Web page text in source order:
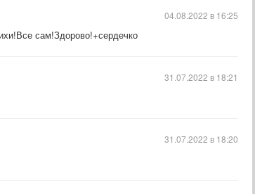
сам!Здорово!+сердечко
04.08.2022 в 16:25
31.07.2022 в 18:21
31.07.2022 в 18:20